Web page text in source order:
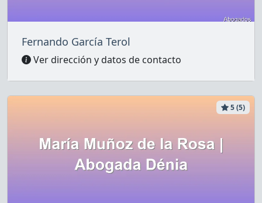
Fernando García Terol
Ver dirección y datos de contacto
5 (5)